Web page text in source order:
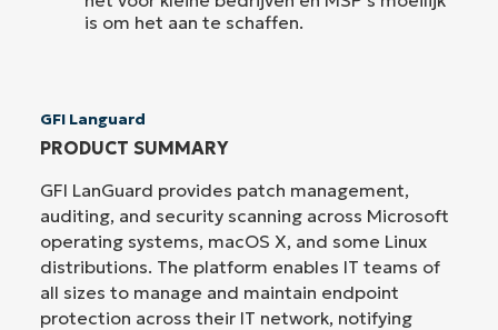
is om het aan te schaffen.
GFI Languard
PRODUCT SUMMARY
GFI LanGuard provides patch management,
auditing, and security scanning across Microsoft
operating systems, macOS X, and some Linux
distributions. The platform enables IT teams of
all sizes to manage and maintain endpoint
protection across their IT network, notifying